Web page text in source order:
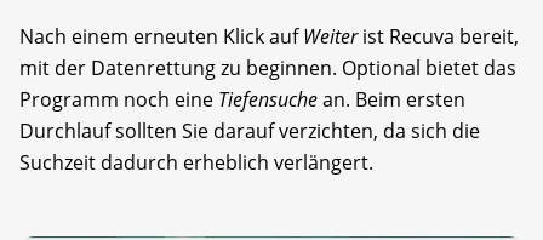
Nach einem erneuten Klick aufWeiterist Recuva bereit,
mit der Datenrettung zu beginnen. Optional bietet das
Programm noch eine Tiefensuchean. Beim ersten
Durchlauf sollten Sie darauf verzichten, da sich die
Suchzeit dadurch erheblich verlängert.